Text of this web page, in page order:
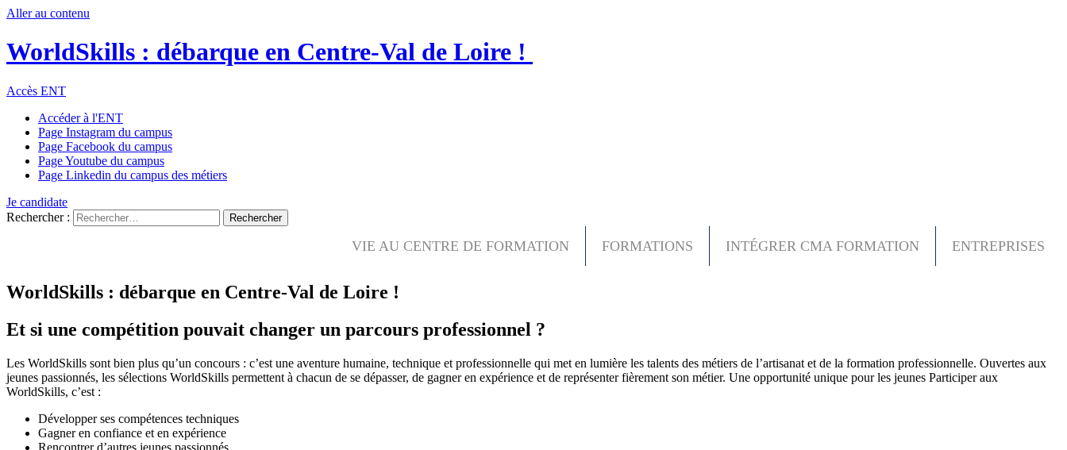
Aller au contenu
WorldSkills : débarque en Centre-Val de Loire !
Accès ENT
Accéder à l'ENT
Page Instagram du campus
Page Facebook du campus
Page Youtube du campus
Page Linkedin du campus des métiers
Je candidate
Rechercher :
VIE AU CENTRE DE FORMATION FORMATIONS INTÉGRER CMA FORMATION ENTREPRISES
WorldSkills : débarque en Centre-Val de Loire !
Et si une compétition pouvait changer un parcours professionnel ?
Les WorldSkills sont bien plus qu’un concours : c’est une aventure humaine, technique et professionnelle qui met en lumière les talents des métiers de l’artisanat et de la formation professionnelle. Ouvertes aux
jeunes passionnés, les sélections WorldSkills permettent à chacun de se dépasser, de gagner en expérience et de représenter fièrement son métier. Une opportunité unique pour les jeunes Participer aux
WorldSkills, c’est :
Développer ses compétences techniques
Gagner en confiance et en expérience
Rencontrer d’autres jeunes passionnés